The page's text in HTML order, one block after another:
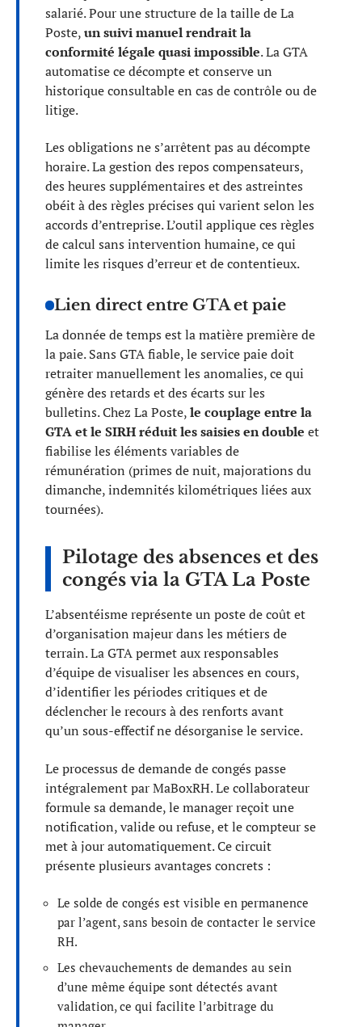
salarié. Pour une structure de la taille de La
Poste,un suivi manuel rendrait la
conformité légale quasi impossible. La GTA
automatise ce décompte et conserve un
historique consultable en cas de contrôle ou de
litige.
Les obligations ne s’arrêtent pas au décompte
horaire. La gestion des repos compensateurs,
des heures supplémentaires et des astreintes
obéit à des règles précises qui varient selon les
accords d’entreprise. L’outil applique ces règles
de calcul sans intervention humaine, ce qui
limite les risques d’erreur et de contentieux.
Lien direct entre GTA et paie
La donnée de temps est la matière première de
la paie. Sans GTA fiable, le service paie doit
retraiter manuellement les anomalies, ce qui
génère des retards et des écarts sur les
bulletins. Chez La Poste,le couplage entre la
GTA et le SIRH réduit les saisies en double et
fiabilise les éléments variables de
rémunération (primes de nuit, majorations du
dimanche, indemnités kilométriques liées aux
tournées).
Pilotage des absences et des
congés via la GTA La Poste
L’absentéisme représente un poste de coût et
d’organisation majeur dans les métiers de
terrain. La GTA permet aux responsables
d’équipe de visualiser les absences en cours,
d’identifier les périodes critiques et de
déclencher le recours à des renforts avant
qu’un sous-effectif ne désorganise le service.
Le processus de demande de congés passe
intégralement par MaBoxRH. Le collaborateur
formule sa demande, le manager reçoit une
notification, valide ou refuse, et le compteur se
met à jour automatiquement. Ce circuit
présente plusieurs avantages concrets :
Le solde de congés est visible en permanence
par l’agent, sans besoin de contacter le service
RH.
Les chevauchements de demandes au sein
d’une même équipe sont détectés avant
validation, ce qui facilite l’arbitrage du